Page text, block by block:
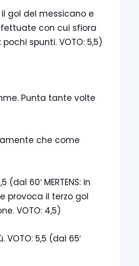
il gol del messicano e
con cui sfiora
spunti. VOTO: 5,5)
Punta tante volte
che come
60′ MERTENS: in
provoca il terzo gol
VOTO: 4,5)
5,5 (dal 65′